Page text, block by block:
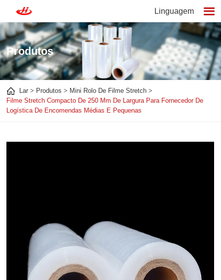
Linguagem
Produtos
Lar Produtos
Mini Rolo De Filme Stretch
Filme Stretch Compacto De 250 Mm De Largura Para Fornecedor De
Logística De Encomendas Médias E Pequenas